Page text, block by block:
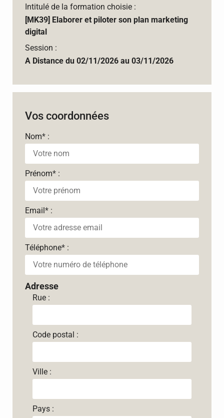
Intitulé de la formation choisie :
[MK39] Elaborer et piloter son plan marketing
digital
Session :
A Distance du 02/11/2026 au 03/11/2026
Vos coordonnées
Nom* :
Prénom* :
Email* :
Téléphone* :
Adresse
Rue :
Code postal :
Ville :
Pays :